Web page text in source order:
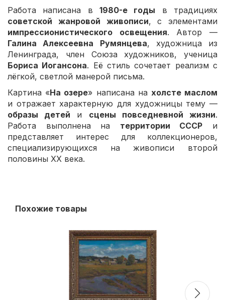
Работа написана в 1980-е годы в традициях
советской жанровой живописи, с элементами
импрессионистического освещения. Автор —
Галина Алексеевна Румянцева, художница из
Ленинграда, член Союза художников, ученица
Бориса Иогансона. Её стиль сочетает реализм с
лёгкой, светлой манерой письма.
Картина «На озере» написана на холсте маслом
и отражает характерную для художницы тему —
образы детей и сцены повседневной жизни.
Работа выполнена на территории СССР и
представляет интерес для коллекционеров,
специализирующихся на живописи второй
половины XX века.
Похожие товары